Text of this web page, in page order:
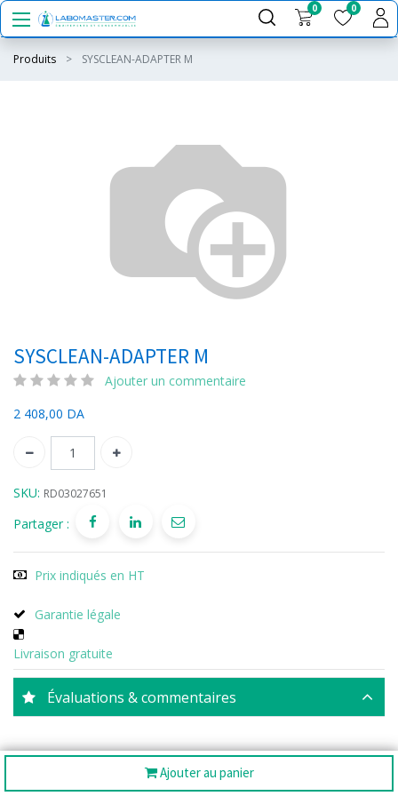
0 0
Produits SYSCLEAN-ADAPTER M
Ajouter au panier
SYSCLEAN-ADAPTER M
Ajouter un commentaire
2 408,00 DA
SKU: RD03027651
Partager :
Prix indiqués en HT
Garantie légale
Livraison gratuite
Évaluations & commentaires
Moyen
0